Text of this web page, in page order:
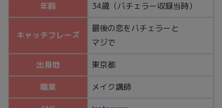
年齢 34歳（バチェラー収録当時）
キャッチフレーズ
最後の恋をバチェラーと
マジで
出身地 東京都
職業 メイク講師